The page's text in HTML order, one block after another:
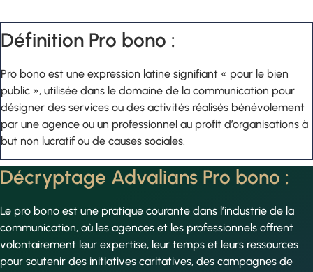
Définition Pro bono :
Pro bono est une expression latine signifiant « pour le bien
public », utilisée dans le domaine de la communication pour
désigner des services ou des activités réalisés bénévolement
par une agence ou un professionnel au profit d’organisations à
but non lucratif ou de causes sociales.
Décryptage Advalians Pro bono :
Le pro bono est une pratique courante dans l’industrie de la
communication, où les agences et les professionnels offrent
volontairement leur expertise, leur temps et leurs ressources
pour soutenir des initiatives caritatives, des campagnes de